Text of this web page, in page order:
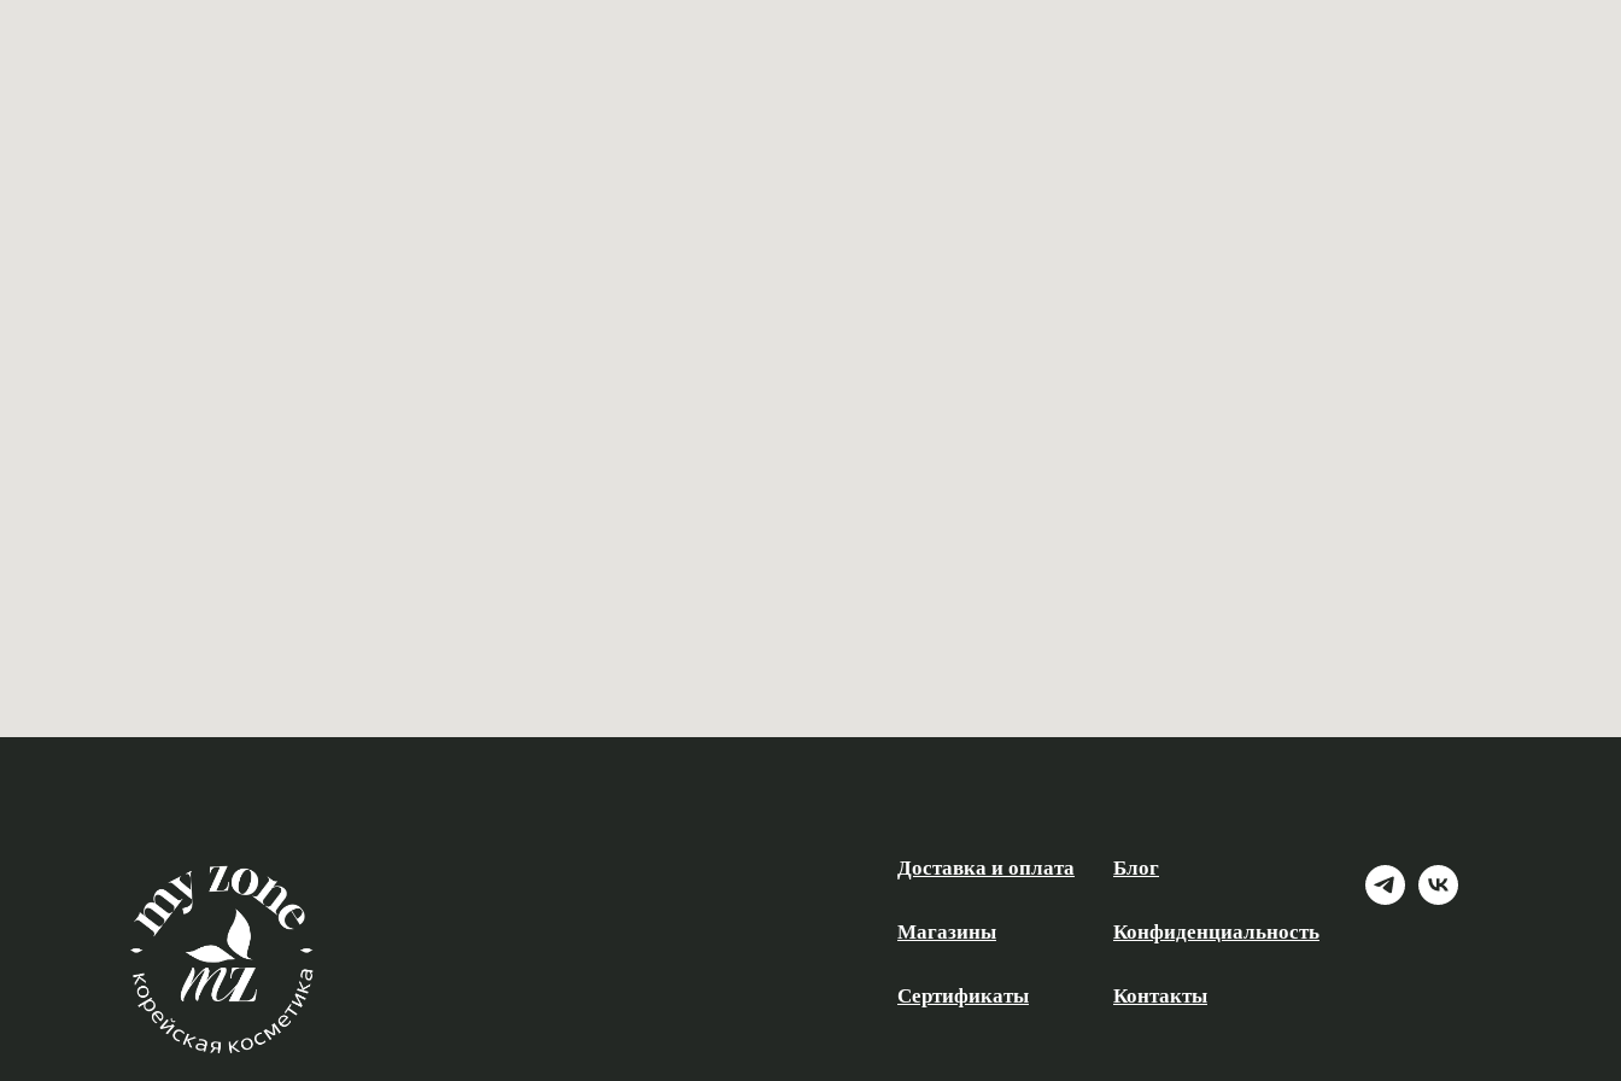
Доставка и оплата
Магазины
Сертификаты
Блог
Конфиденциальность
Контакты